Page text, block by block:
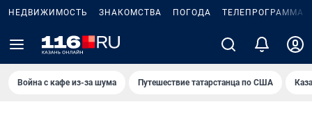
НЕДВИЖИМОСТЬ ЗНАКОМСТВА ПОГОДА ТЕЛЕПРОГРАММА
Война с кафе из-за шума Путешествие татарстанца по США